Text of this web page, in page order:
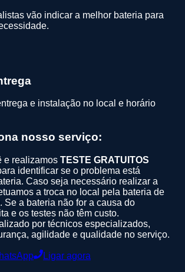
vão indicar a melhor bateria para
e instalação no local e horário
nosso serviço:
e realizamos TESTE GRATUITOS
identificar se o problema está
Caso seja necessário realizar a
a troca no local pela bateria de
Se a bateria não for a causa do
e os testes não têm custo.
por técnicos especializados,
agilidade e qualidade no serviço.
Ligar agora